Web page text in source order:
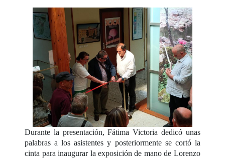
Durante la presentación, Fátima Victoria dedicó unas
palabras a los asistentes y posteriormente se cortó la
cinta para inaugurar la exposición de mano de Lorenzo